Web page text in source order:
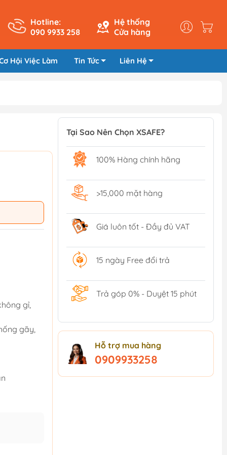
Hotline:
090 9933 258
Hệ thống
Cửa hàng
Hội Việc Làm Tin Tức Liên Hệ
gỉ,
gãy,
Tại Sao Nên Chọn XSAFE?
100% Hàng chính hãng
>15,000 mặt hàng
Giá luôn tốt - Đầy đủ VAT
15 ngày Free đổi trả
Trả góp 0% - Duyệt 15 phút
Hỗ trợ mua hàng
0909933258